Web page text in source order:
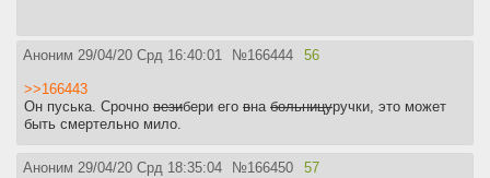
Аноним 29/04/20 Срд 16:40:01 №166444 56
>>166443
Он пуська. Срочно везибери его вна больницуручки, это может
быть смертельно мило.
Аноним 29/04/20 Срд 18:35:04 №166450 57